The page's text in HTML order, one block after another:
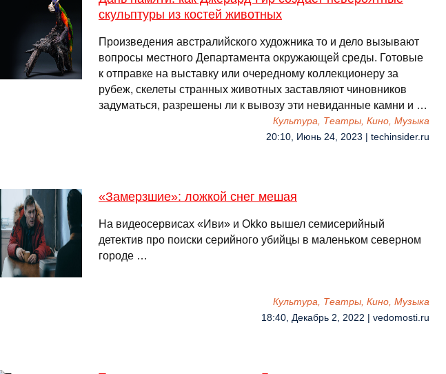
скульптуры из костей животных
Произведения австралийского художника то и дело вызывают
вопросы местного Департамента окружающей среды. Готовые
к отправке на выставку или очередному коллекционеру за
рубеж, скелеты странных животных заставляют чиновников
задуматься, разрешены ли к вывозу эти невиданные камни и …
Культура, Театры, Кино, Музыка
20:10, Июнь 24, 2023 | techinsider.ru
«Замерзшие»: ложкой снег мешая
На видеосервисах «Иви» и Okko вышел семисерийный
детектив про поиски серийного убийцы в маленьком северном
городе …
Культура, Театры, Кино, Музыка
18:40, Декабрь 2, 2022 | vedomosti.ru